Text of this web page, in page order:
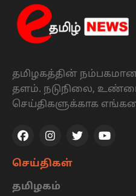
தமிழகத்தின் நம்பகமான
தளம். நடுநிலை,
செய்திகளுக்காக
செய்திகள்
தமிழகம்